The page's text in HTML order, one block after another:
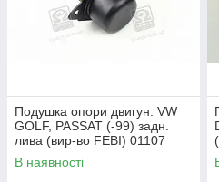
Подушка опори двигун. VW
GOLF, PASSAT (-99) задн.
лива (вир-во FEBI) 01107
UA58
В наявності